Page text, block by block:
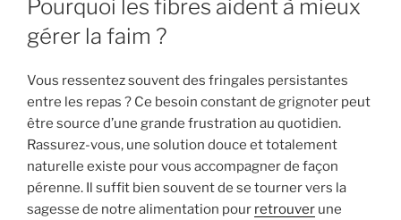
Pourquoi les fibres aident à mieux
gérer la faim ?
Vous ressentez souvent des fringales persistantes
entre les repas ? Ce besoin constant de grignoter peut
être source d’une grande frustration au quotidien.
Rassurez-vous, une solution douce et totalement
naturelle existe pour vous accompagner de façon
pérenne. Il suffit bien souvent de se tourner vers la
sagesse de notre alimentation pour retrouver une